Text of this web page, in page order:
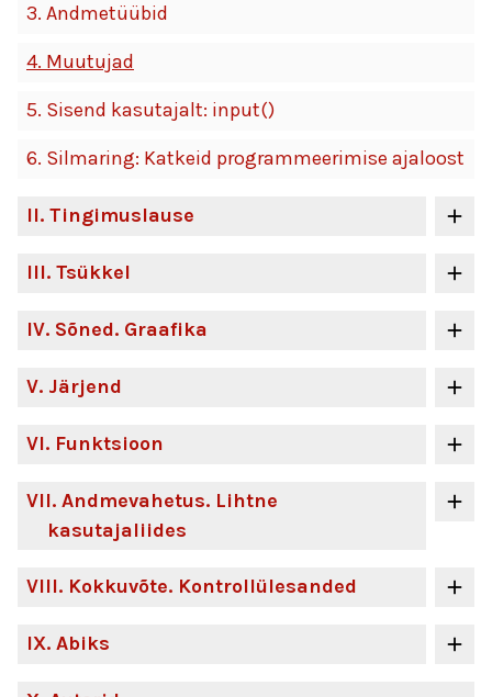
3. Andmetüübid
4. Muutujad
5. Sisend kasutajalt: input()
6. Silmaring: Katkeid programmeerimise ajaloost
II. Tingimuslause
III. Tsükkel
IV. Sõned. Graafika
V. Järjend
VI. Funktsioon
VII. Andmevahetus. Lihtne
kasutajaliides
VIII. Kokkuvõte. Kontrollülesanded
IX. Abiks